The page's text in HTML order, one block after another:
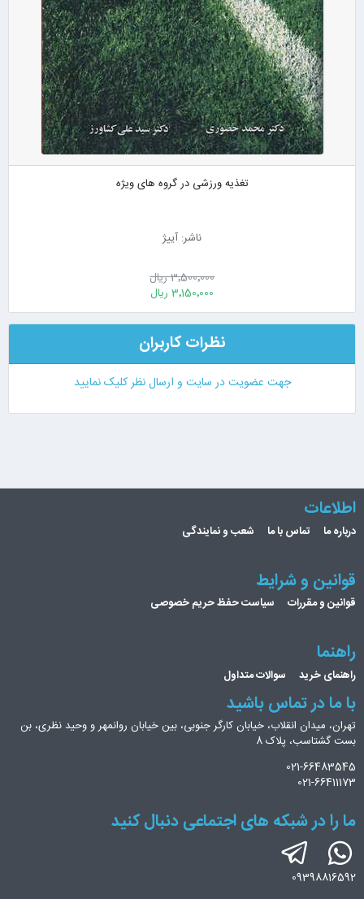
تغذیه ورزشی در گروه های ویژه
ناشر: آییژ
3٬500٬000 ریال
3٬150٬000 ریال
نظرات کاربران
جهت عضویت در سایت و ارسال نظر کلیک نمایید
اطلاعات
درباره ما تماس با ما شعب و نمایندگی
قوانین و شرایط
قوانین و مقررات سیاست حفظ حریم خصوصی
راهنما
راهنمای خرید سوالات متداول
با ما در تماس باشید
تهران، میدان انقلاب، خیابان کارگر جنوبی، بین خیابان روانمهر و وحید نظری، بن
بست گشتاسب، پلاک 8
021-66483545
021-66411173
ما را در شبکه های اجتماعی دنبال کنید
09398816592